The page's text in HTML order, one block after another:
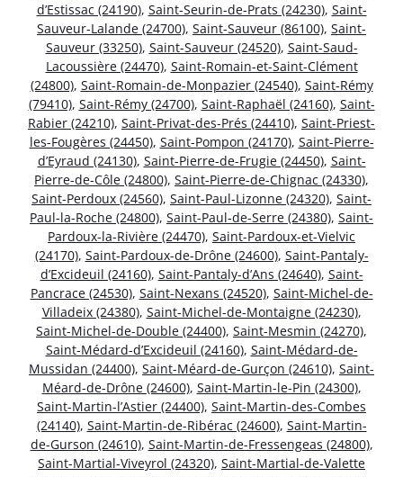
d’Estissac (24190), Saint-Seurin-de-Prats (24230), Saint-
Sauveur-Lalande (24700), Saint-Sauveur (86100), Saint-
Sauveur (33250), Saint-Sauveur (24520), Saint-Saud-
Lacoussière (24470), Saint-Romain-et-Saint-Clément
(24800), Saint-Romain-de-Monpazier (24540), Saint-Rémy
(79410), Saint-Rémy (24700), Saint-Raphaël (24160), Saint-
Rabier (24210), Saint-Privat-des-Prés (24410), Saint-Priest-
les-Fougères (24450), Saint-Pompon (24170), Saint-Pierre-
d’Eyraud (24130), Saint-Pierre-de-Frugie (24450), Saint-
Pierre-de-Côle (24800), Saint-Pierre-de-Chignac (24330),
Saint-Perdoux (24560), Saint-Paul-Lizonne (24320), Saint-
Paul-la-Roche (24800), Saint-Paul-de-Serre (24380), Saint-
Pardoux-la-Rivière (24470), Saint-Pardoux-et-Vielvic
(24170), Saint-Pardoux-de-Drône (24600), Saint-Pantaly-
d’Excideuil (24160), Saint-Pantaly-d’Ans (24640), Saint-
Pancrace (24530), Saint-Nexans (24520), Saint-Michel-de-
Villadeix (24380), Saint-Michel-de-Montaigne (24230),
Saint-Michel-de-Double (24400), Saint-Mesmin (24270),
Saint-Médard-d’Excideuil (24160), Saint-Médard-de-
Mussidan (24400), Saint-Méard-de-Gurçon (24610), Saint-
Méard-de-Drône (24600), Saint-Martin-le-Pin (24300),
Saint-Martin-l’Astier (24400), Saint-Martin-des-Combes
(24140), Saint-Martin-de-Ribérac (24600), Saint-Martin-
de-Gurson (24610), Saint-Martin-de-Fressengeas (24800),
Saint-Martial-Viveyrol (24320), Saint-Martial-de-Valette